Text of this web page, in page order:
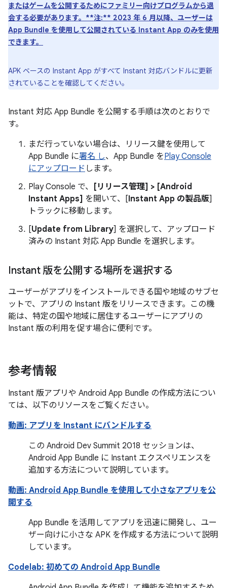
またはゲームを公開するためにファミリー向けプログラムから退
会する必要があります。**注:** 2023 年 6 月以降、ユーザーは
App Bundle を使用して公開されている Instant App のみを使用
できます。
APK ベースの Instant App がすべて Instant 対応バンドルに更新
されていることを確認してください。
Instant 対応 App Bundle を公開する手順は次のとおりで
す。
まだ行っていない場合は、リリース鍵を使用して
App Bundle に署名 し、App Bundle をPlay Console
にアップロード します。
Play Console で、
[リリース管理] > [Android
Instant Apps] を開いて、[Instant App の製品版]
トラックに移動します。
[Update from Library] を選択して、アップロード
済みの Instant 対応 App Bundle を選択します。
Instant 版を公開する場所を選択する
ユーザーがアプリをインストールできる国や地域のサブセ
ットで、アプリの Instant 版をリリースできます。この機
能は、特定の国や地域に居住するユーザーにアプリの
Instant 版の利用を促す場合に便利です。
参考情報
Instant 版アプリや Android App Bundle の作成方法につい
ては、以下のリソースをご覧ください。
動画: アプリを Instant にバンドルする
この Android Dev Summit 2018 セッションは、
Android App Bundle に Instant エクスペリエンスを
追加する方法について説明しています。
動画: Android App Bundle を使用して小さなアプリを公
開する
App Bundle を活用してアプリを迅速に開発し、ユー
ザー向けに小さな APK を作成する方法について説明
しています。
Codelab: 初めての Android App Bundle